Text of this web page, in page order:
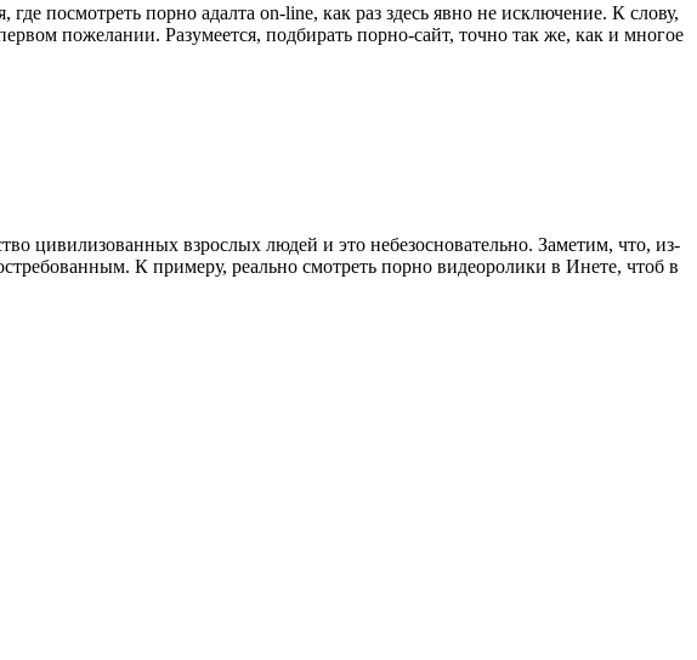
посмотреть порно адалта on-line, как раз здесь явно не исключение. К слову,
пожелании. Разумеется, подбирать порно-сайт, точно так же, как и многое
цивилизованных взрослых людей и это небезосновательно. Заметим, что, из-
К примеру, реально смотреть порно видеоролики в Инете, чтоб в